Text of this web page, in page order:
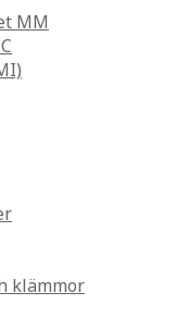
MM
klämmor